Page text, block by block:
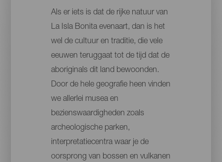
Als er iets is dat de rijke natuur van
La Isla Bonita evenaart, dan is het
wel de cultuur en traditie, die vele
eeuwen teruggaat tot de tijd dat de
aboriginals dit land bewoonden.
Door de hele geografie heen vinden
we allerlei musea en
bezienswaardigheden zoals
archeologische parken,
interpretatiecentra waar je de
oorsprong van bossen en vulkanen